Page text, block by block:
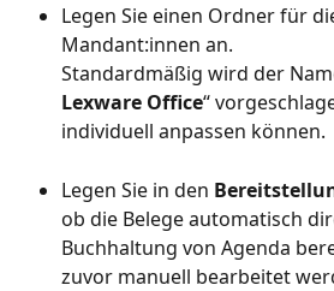
Legen Sie einen Ordner für
Mandant:innen an.
Standardmäßig wird der
Lexware Office“
individuell anpassen können.
Legen Sie in den
ob die Belege automatisch
Buchhaltung von Agenda
zuvor manuell bearbeitet